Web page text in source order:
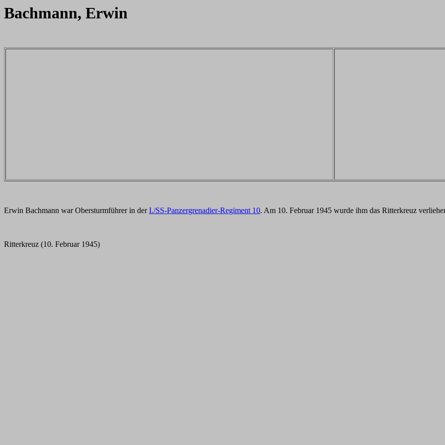
Bachmann, Erwin
Erwin Bachmann war Obersturmführer in derI./SS-Panzergrenadier-Regiment 10. Am 10. Februar 1945 wurde ihm das Ritterkreuz
Ritterkreuz (10. Februar 1945)